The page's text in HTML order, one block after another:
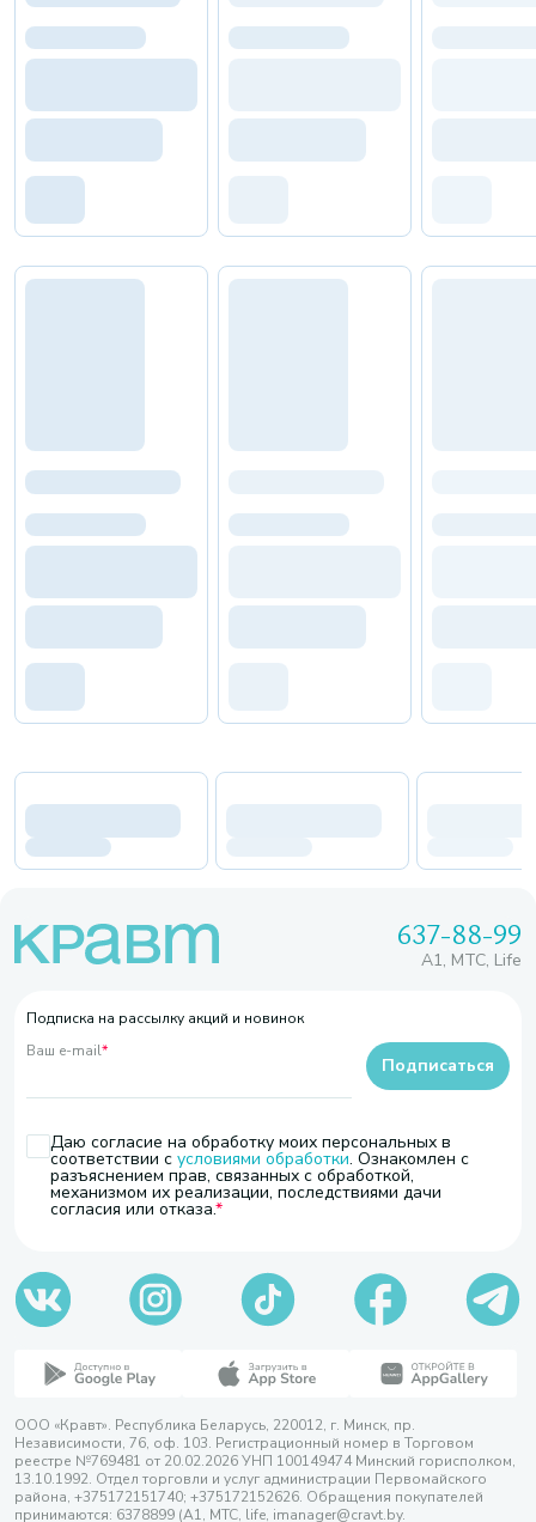
637-88-99
A1, МТС, Life
Подписка на рассылку акций и новинок
Ваш e-mail*
Даю согласие на обработку моих персональных в
соответствии с условиями обработки. Ознакомлен с
разъяснением прав, связанных с обработкой,
механизмом их реализации, последствиями дачи
согласия или отказа.
Подписаться
ООО «Кравт». Республика Беларусь, 220012, г. Минск, пр.
Независимости, 76, оф. 103. Регистрационный номер в Торговом
реестре №769481 от 20.02.2026 УНП 100149474 Минский горисполком,
13.10.1992. Отдел торговли и услуг администрации Первомайского
района, +375172151740; +375172152626. Обращения покупателей
принимаются: 6378899 (А1, МТС, life, imanager@cravt.by.